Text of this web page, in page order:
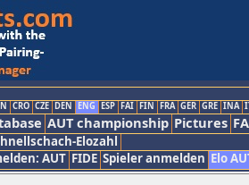
CRO CZE DEN ENG ESP FAI FIN FRA GER GRE INA
AUT championship Pictures
Elozahl
AUT FIDE Spieler anmelden Elo